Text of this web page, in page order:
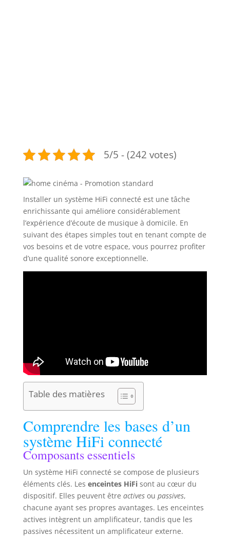
5/5 - (242 votes)
Installer un système HiFi connecté est une tâche
enrichissante qui améliore considérablement
l’expérience d’écoute de musique à domicile. En
suivant des étapes simples tout en tenant compte de
vos besoins et de votre espace, vous pourrez profiter
d’une qualité sonore exceptionnelle.
Table des matières
Comprendre les bases d’un
système HiFi connecté
Composants essentiels
Un système HiFi connecté se compose de plusieurs
éléments clés. Les enceintes HiFisont au cœur du
dispositif. Elles peuvent être activesou passives,
chacune ayant ses propres avantages. Les enceintes
actives intègrent un amplificateur, tandis que les
passives nécessitent un amplificateur externe.